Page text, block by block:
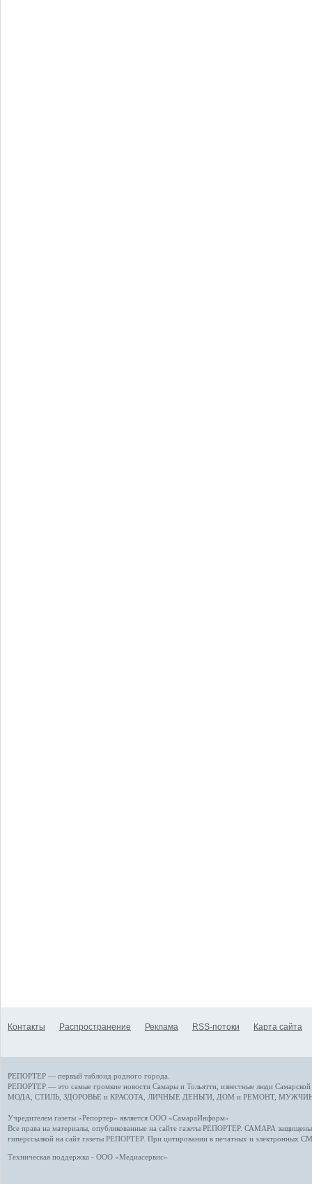
Контакты Распространение Реклама RSS-потоки Карта сайта
РЕПОРТЕР — первый таблоид родного города.
РЕПОРТЕР — это самые громкие новости Самары и Тольятти, известные люди
МОДА, СТИЛЬ ЗДОРОВЬЕ и КРАСОТА ЛИЧНЫЕ ДЕНЬГИ ДОМ и РЕМОНТ,
Учредителем газеты «Репортер» является ООО «СамараИнформ»
Все права на материалы, опубликованные на сайте газеты РЕПОРТЕР. САМАРА защищены.
гиперссылкой на сайт газеты РЕПОРТЕР. При цитировании в печатных и электронных
Техническая поддержка - ООО «Медиасервис»